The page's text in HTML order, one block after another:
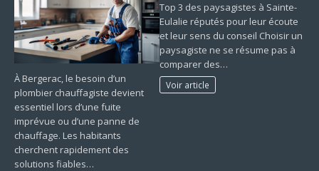
À Bergerac, le besoin d’un
plombier chauffagiste devient
essentiel lors d’une fuite
imprévue ou d’une panne de
chauffage. Les habitants
cherchent rapidement des
solutions fiables…
Top 3 des paysagistes à Sainte-
Eulalie réputés pour leur écoute
et leur sens du conseil Choisir un
paysagiste ne se résume pas à
comparer des…
Voir article